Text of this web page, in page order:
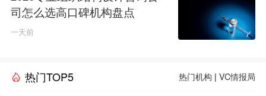
司怎么选高口碑机构盘点
一天前
热门TOP5 热门机构 |VC情报局